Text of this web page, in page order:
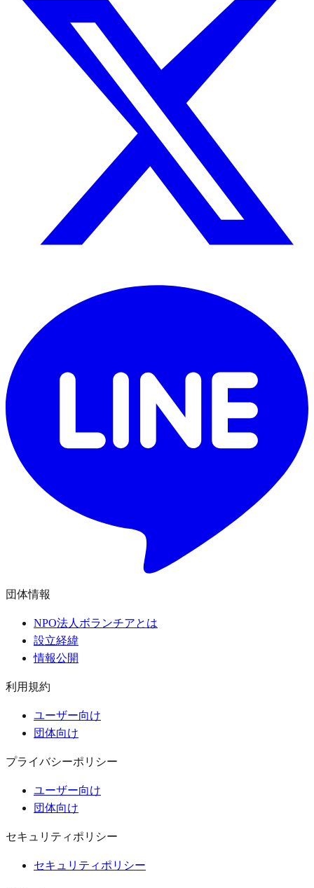
団体情報
NPO法人ボランチアとは
設立経緯
情報公開
利用規約
ユーザー向け
団体向け
プライバシーポリシー
ユーザー向け
団体向け
セキュリティポリシー
セキュリティポリシー